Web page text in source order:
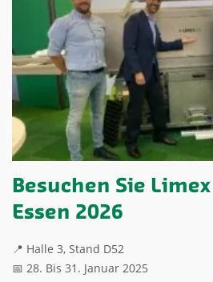
Besuchen Sie
Essen 2026
📍 Halle 3, Stand D52
📅 28. Bis 31. Januar 2025